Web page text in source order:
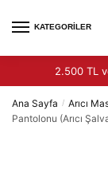
KATEGORİLER
2.500 TL
Ana Sayfa / Arıcı
Pantolonu (Arıcı